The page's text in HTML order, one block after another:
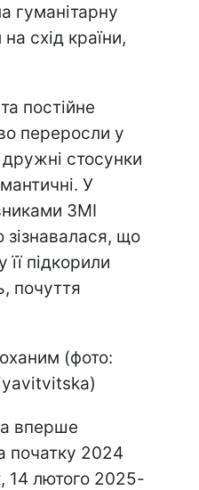
гуманітарну
схід країни,
постійне
переросли у
стосунки
У
ЗМІ
що
підкорили
почуття
(фото:
вперше
початку 2024
14 лютого 2025-